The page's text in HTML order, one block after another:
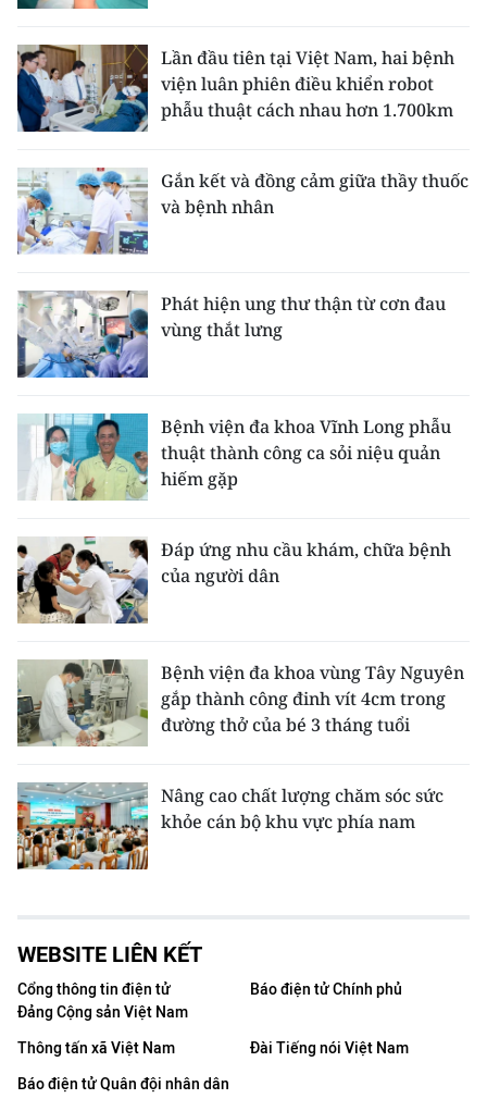
Lần đầu tiên tại Việt Nam, hai bệnh
viện luân phiên điều khiển robot
phẫu thuật cách nhau hơn 1.700km
Gắn kết và đồng cảm giữa thầy thuốc
và bệnh nhân
Phát hiện ung thư thận từ cơn đau
vùng thắt lưng
Bệnh viện đa khoa Vĩnh Long phẫu
thuật thành công ca sỏi niệu quản
hiếm gặp
Đáp ứng nhu cầu khám, chữa bệnh
của người dân
Bệnh viện đa khoa vùng Tây Nguyên
gắp thành công đinh vít 4cm trong
đường thở của bé 3 tháng tuổi
Nâng cao chất lượng chăm sóc sức
khỏe cán bộ khu vực phía nam
WEBSITE LIÊN KẾT
Cổng thông tin điện tử
Đảng Cộng sản Việt Nam
Báo điện tử Chính phủ
Thông tấn xã Việt Nam
Đài Tiếng nói Việt Nam
Báo điện tử Quân đội nhân dân